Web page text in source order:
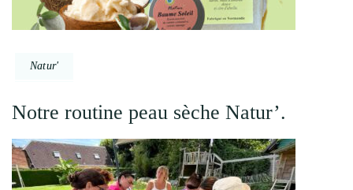
Natur'
Notre routine peau sèche Natur’.